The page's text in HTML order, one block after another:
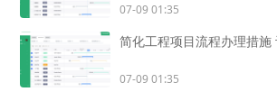
07-09 01:35
简化工程项目流程办理措施
07-09 01:35